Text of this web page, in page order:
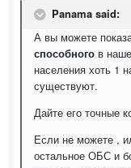
Panama said:
А вы можете
способного в
населения хоть 1
существуют.
Дайте его точные
Если не можете ,
остальное ОБС и